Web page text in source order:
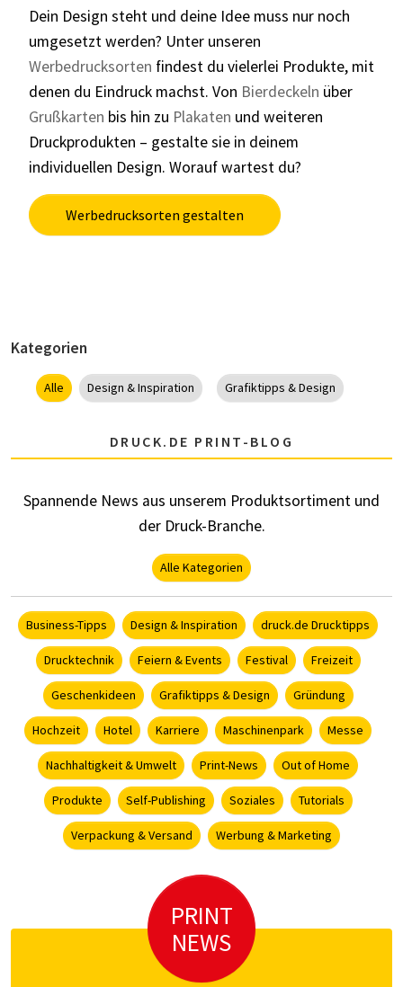
Dein Design steht und deine Idee muss nur noch
umgesetzt werden? Unter unseren
Werbedrucksorten findest du vielerlei Produkte, mit
denen du Eindruck machst. Von Bierdeckeln über
Grußkarten bis hin zu Plakaten und weiteren
Druckprodukten – gestalte sie in deinem
individuellen Design. Worauf wartest du?
Werbedrucksorten gestalten
Kategorien
Alle Design & Inspiration Grafiktipps & Design
DRUCK.DE PRINT-BLOG
Spannende News aus unserem Produktsortiment und
der Druck-Branche.
Alle Kategorien
Business-Tipps Design & Inspiration druck.de Drucktipps
Drucktechnik Feiern & Events Festival Freizeit
Geschenkideen Grafiktipps & Design Gründung
Hochzeit Hotel Karriere Maschinenpark Messe
Nachhaltigkeit & Umwelt Print-News Out of Home
Produkte Self-Publishing Soziales Tutorials
Verpackung & Versand Werbung & Marketing
PRINT
NEWS